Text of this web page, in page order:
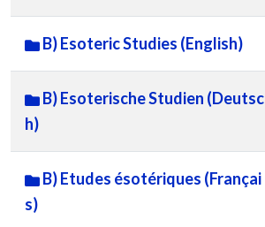
B) Esoteric Studies (English)
B) Esoterische Studien (Deutsc
h)
B) Etudes ésotériques (Françai
s)